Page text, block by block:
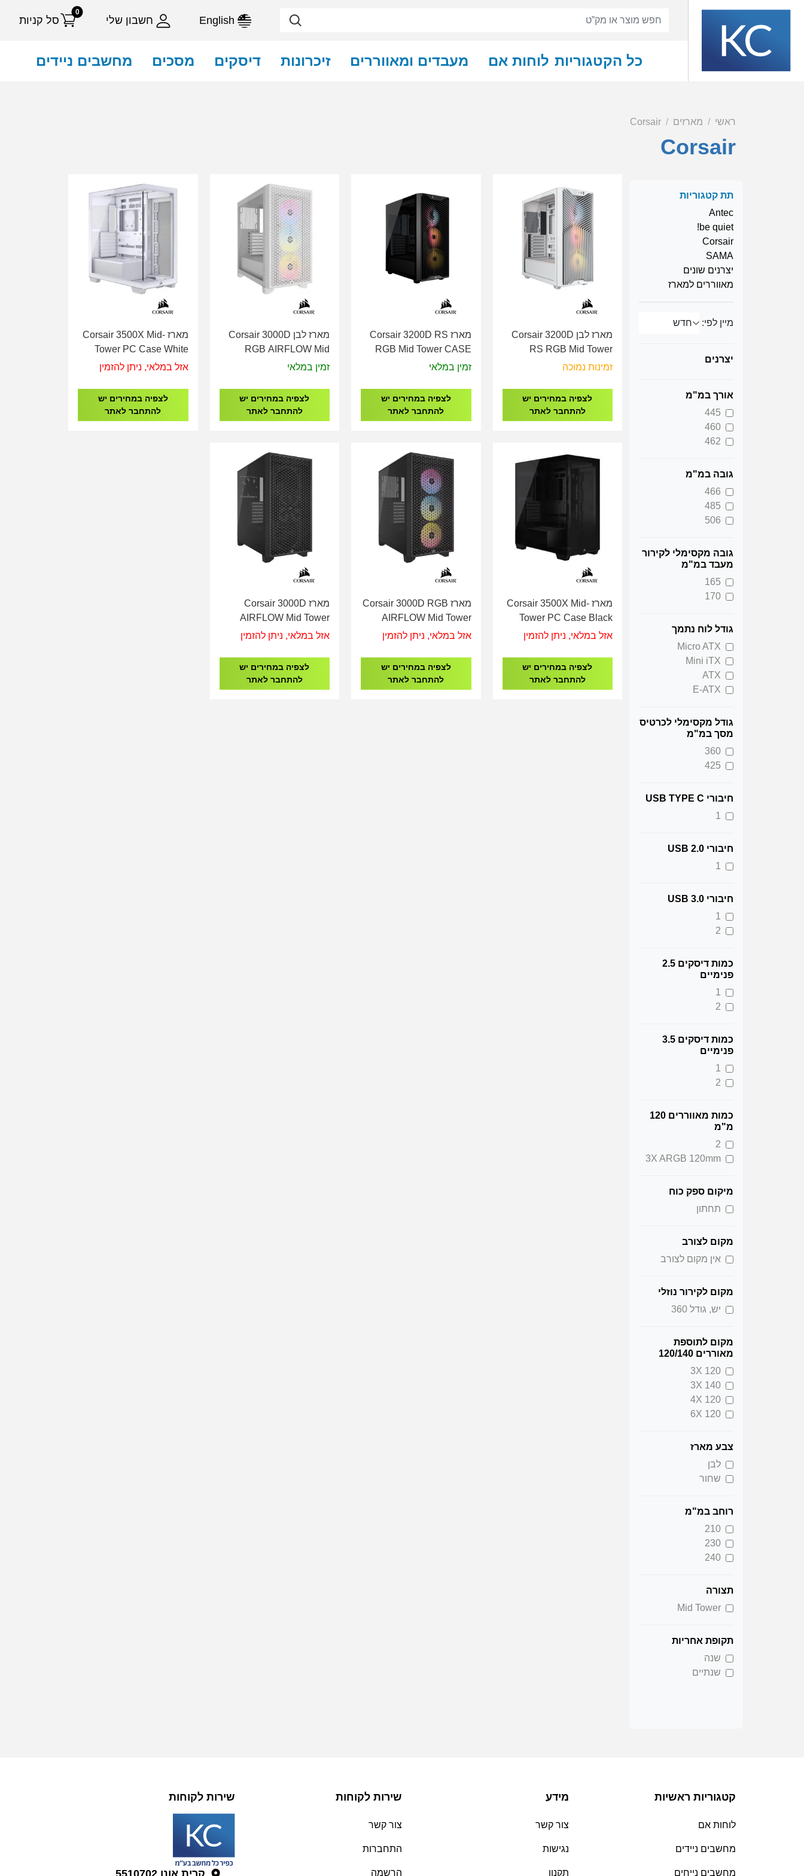
חשבון שלי סל קניות
0
כל הקטגוריות לוחות אם מעבדים ומאווררים זיכרונות דיסקים מסכים מחשבים ניידים
ראשי מארזים Corsair
Corsair
תת קטגוריות
Antec
be quiet!
Corsair
SAMA
יצרנים שונים
מאווררים למארז
מיין לפי:
יצרנים
אורך במ"מ
445
460
462
גובה במ"מ
466
485
506
גובה מקסימלי לקירור
מעבד במ"מ
165
170
גודל לוח נתמך
Micro ATX
Mini iTX
ATX
E-ATX
גודל מקסימלי לכרטיס
מסך במ"מ
360
425
חיבורי USB TYPE C
1
חיבורי 2.0 USB
1
חיבורי 3.0 USB
1
2
כמות דיסקים 2.5
פנימיים
1
2
כמות דיסקים 3.5
פנימיים
1
2
כמות מאווררים 120
מ"מ
2
3X ARGB 120mm
מיקום ספק כוח
תחתון
מקום לצורב
אין מקום לצורב
מקום לקירור נוזלי
יש, גודל 360
מקום לתוספת
מאוררים 120/140
3X 120
3X 140
4X 120
6X 120
צבע מארז
לבן
שחור
רוחב במ"מ
210
230
240
תצורה
Mid Tower
תקופת אחריות
שנה
שנתיים
מארז לבן Corsair 3200D
RS RGB Mid Tower
CASE White CC-
זמינות נמוכה
לצפיה במחירים יש
להתחבר לאתר
מארז Corsair 3200D RS
RGB Mid Tower CASE
Black CC-9011344-WW
זמין במלאי
לצפיה במחירים יש
להתחבר לאתר
מארז לבן Corsair 3000D
RGB AIRFLOW Mid
Tower CASE White CC-
זמין במלאי
לצפיה במחירים יש
להתחבר לאתר
מארז Corsair 3500X Mid-
Tower PC Case White
אזל במלאי, ניתן להזמין
לצפיה במחירים יש
להתחבר לאתר
מארז Corsair 3500X Mid-
Tower PC Case Black
אזל במלאי, ניתן להזמין
לצפיה במחירים יש
להתחבר לאתר
מארז Corsair 3000D RGB
AIRFLOW Mid Tower
CASE Black
אזל במלאי, ניתן להזמין
לצפיה במחירים יש
להתחבר לאתר
מארז Corsair 3000D
AIRFLOW Mid Tower
CASE Black
אזל במלאי, ניתן להזמין
לצפיה במחירים יש
להתחבר לאתר
קטגוריות ראשיות
לוחות אם
מחשבים ניידים
מחשבים נייחים
מידע
צור קשר
נגישות
תקנון
שירות לקוחות
צור קשר
התחברות
הרשמה
שירות לקוחות